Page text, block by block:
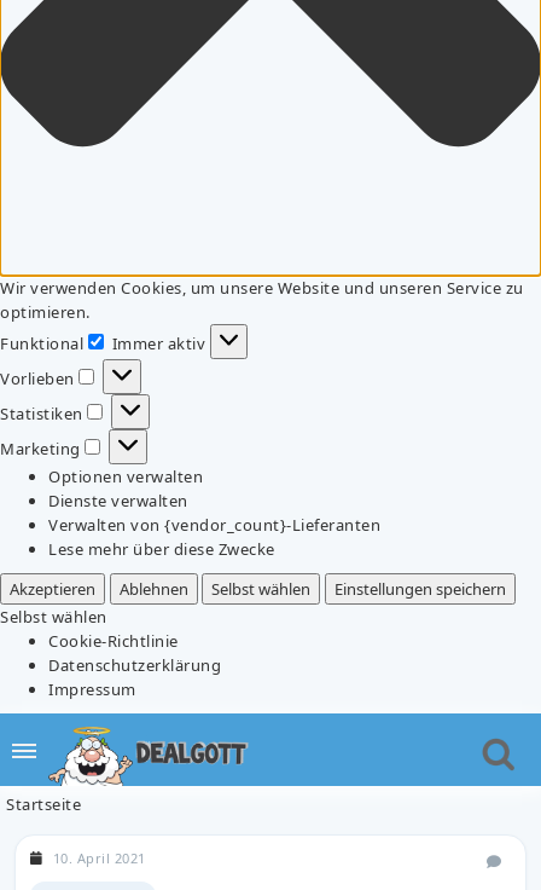
Wir verwenden Cookies, um unsere Website und unseren Service zu
optimieren.
Funktional
Funktional
Immer aktiv
Vorlieben
Vorlieben
Statistiken
Statistiken
Marketing
Marketing
Optionen verwalten
Dienste verwalten
Verwalten von {vendor_count}-Lieferanten
Lese mehr über diese Zwecke
Akzeptieren
Ablehnen Selbst wählen
Einstellungen speichern
Selbst wählen
Cookie-Richtlinie
Datenschutzerklärung
Impressum
Startseite
10. April 2021